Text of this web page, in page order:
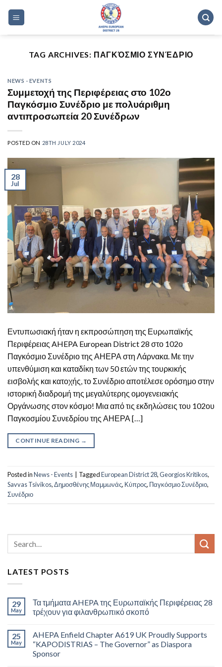
TAG ARCHIVES: ΠΑΓΚΌΣΜΙΟ ΣΥΝΈΔΡΙΟ
NEWS - EVENTS
Συμμετοχή της Περιφέρειας στο 102ο
Παγκόσμιο Συνέδριο με πολυάριθμη
αντιπροσωπεία 20 Συνέδρων
POSTED ON 28TH JULY 2024
28
Jul
Εντυπωσιακή ήταν η εκπροσώπηση της Ευρωπαϊκής
Περιφέρειας AHEPA European District 28 στο 102ο
Παγκόσμιο Συνέδριο της ΑΗΕΡΑ στη Λάρνακα. Με την
υπενθύμιση και καταδίκη των 50 ετών της τουρκικής
εισβολής και κατοχής, το Συνέδριο αποτέλεσε ορόσημο στην
ιστορική διαδρομή της μεγαλύτερης ομογενειακής
Οργάνωσης στον κόσμο! Μια από τις εκδηλώσεις του 102ου
Παγκοσμίου Συνεδρίου της ΑΗΕΡΑ […]
CONTINUE READING →
Posted inNews - Events TaggedEuropean District 28,Georgios Kritikos,
Savvas Tsivikos,Δημοσθένης Μαμμωνάς, Κύπρος, Παγκόσμιο Συνέδριο,
Συνέδριο
LATEST POSTS
29
May
Τα τμήματα AHEPA της Ευρωπαϊκής Περιφέρειας 28
τρέχουν για φιλανθρωπικό σκοπό
25
May
AHEPA Enfield Chapter A619 UK Proudly Supports
“KAPODISTRIAS – The Governor” as Diaspora
Sponsor